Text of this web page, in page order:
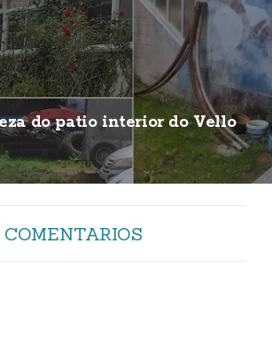
do patio interior do Vello
COMENTARIOS